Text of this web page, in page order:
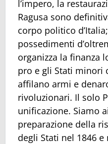
l’impero, la
Ragusa sono
corpo politico
possedimenti
organizza la finanza
pro e gli Stati minori
affilano armi e
rivoluzionari. Il solo
unificazione. Siamo
preparazione della
degli Stati nel 1846